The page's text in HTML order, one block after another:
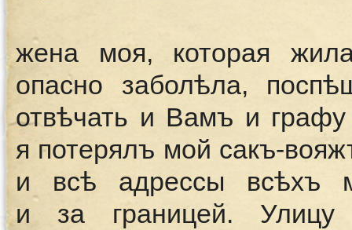
жена моя, которая
опасно заболѣла,
отвѣчать и Вамъ и
я потерялъ мой сакъ-
и всѣ адрессы всѣхъ
и за границей.